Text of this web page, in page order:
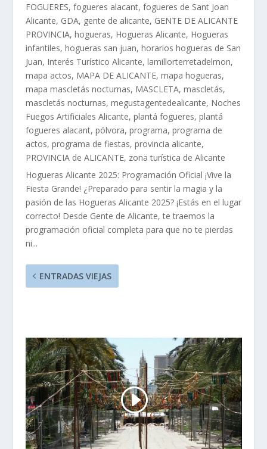
FOGUERES, fogueres alacant, fogueres de Sant Joan
Alicante, GDA, gente de alicante, GENTE DE ALICANTE
PROVINCIA, hogueras, Hogueras Alicante, Hogueras
infantiles, hogueras san juan, horarios hogueras de San
Juan, Interés Turístico Alicante, lamillorterretadelmon,
mapa actos, MAPA DE ALICANTE, mapa hogueras,
mapa mascletás nocturnas, MASCLETA, mascletás,
mascletás nocturnas, megustagentedealicante, Noches
Fuegos Artificiales Alicante, plantá fogueres, plantá
fogueres alacant, pólvora, programa, programa de
actos, programa de fiestas, provincia alicante,
PROVINCIA de ALICANTE, zona turística de Alicante
Hogueras Alicante 2025: Programación Oficial ¡Vive la
Fiesta Grande! ¿Preparado para sentir la magia y la
pasión de las Hogueras Alicante 2025? ¡Estás en el lugar
correcto! Desde Gente de Alicante, te traemos la
programación oficial completa para que no te pierdas
ni...
ENTRADAS VIEJAS